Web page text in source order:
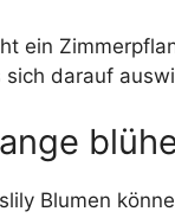
ein
sich darauf
Blumen